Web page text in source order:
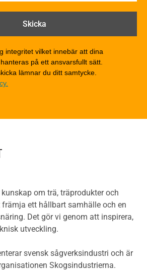
material och konstruktioner
brandmotstånd
med sprinkler
och märkning
hallar
trähus - generellt
integritet vilket innebär att dina
på ett ansvarsfullt sätt.
lämnar du ditt samtycke.
om trä, träprodukter och
ett hållbart samhälle och en
Det gör vi genom att inspirera,
utveckling.
svensk sågverksindustri och är
Skogsindustrierna.